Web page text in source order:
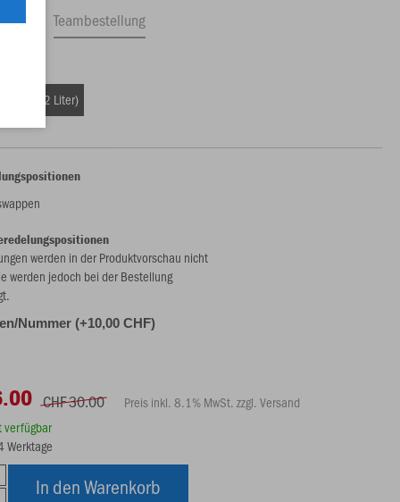
Teambestellung
(ca. 32 Liter)
werden in der Produktvorschau nicht
werden jedoch bei der Bestellung
Nummer (+10,00 CHF)
CHF 30.00
Preis inkl. 8.1% MwSt. zzgl. Versand
verfügbar
Werktage
In den Warenkorb